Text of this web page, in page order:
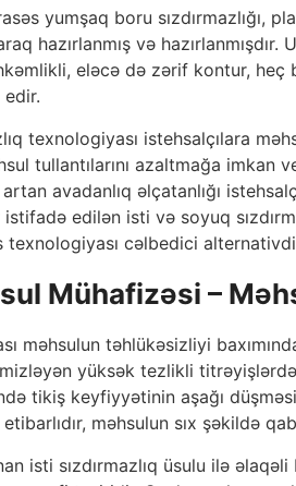
yumşaq boru
hazırlanmış və hazırlanmışdır.
eləcə də zərif kontur, heç
texnologiyası istehsalçılara
tullantılarını azaltmağa imkan
avadanlıq əlçatanlığı
edilən isti və soyuq
texnologiyası cəlbedici
Mühafizəsi –
məhsulun təhlükəsizliyi
yüksək tezlikli
tikiş keyfiyyətinin aşağı düşməsi
məhsulun sıx şəkildə
isti sızdırmazlıq üsulu ilə